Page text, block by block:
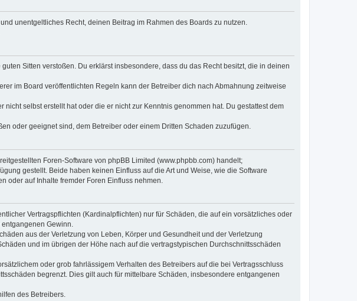
unentgeltliches Recht, deinen Beitrag im Rahmen des Boards zu nutzen.
Sitten verstoßen. Du erklärst insbesondere, dass du das Recht besitzt, die in deinen
im Board veröffentlichten Regeln kann der Betreiber dich nach Abmahnung zeitweise
selbst erstellt hat oder die er nicht zur Kenntnis genommen hat. Du gestattest dem
oder geeignet sind, dem Betreiber oder einem Dritten Schaden zuzufügen.
Foren-Software von phpBB Limited (www.phpbb.com) handelt;
gestellt. Beide haben keinen Einfluss auf die Art und Weise, wie die Software
oder auf Inhalte fremder Foren Einfluss nehmen.
Vertragspflichten (Kardinalpflichten) nur für Schäden, die auf ein vorsätzliches oder
Gewinn.
aus der Verletzung von Leben, Körper und Gesundheit und der Verletzung
und im übrigen der Höhe nach auf die vertragstypischen Durchschnittsschäden
oder grob fahrlässigem Verhalten des Betreibers auf die bei Vertragsschluss
begrenzt. Dies gilt auch für mittelbare Schäden, insbesondere entgangenen
des Betreibers.